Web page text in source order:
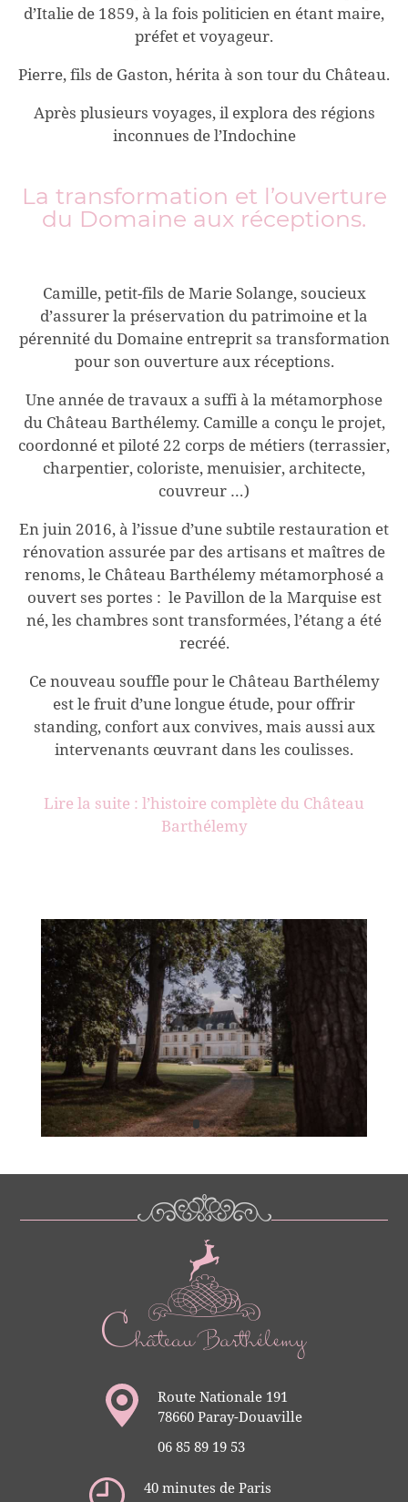
d’Italie de 1859, à la fois politicien en étant maire,
préfet et voyageur.
Pierre, fils de Gaston, hérita à son tour du Château.
Après plusieurs voyages, il explora des régions
inconnues de l’Indochine
La transformation et l’ouverture
du Domaine aux réceptions.
Camille, petit-fils de Marie Solange, soucieux
d’assurer la préservation du patrimoine et la
pérennité du Domaine entreprit sa transformation
pour son ouverture aux réceptions.
Une année de travaux a suffi à la métamorphose
du Château Barthélemy. Camille a conçu le projet,
coordonné et piloté 22 corps de métiers (terrassier,
charpentier, coloriste, menuisier, architecte,
couvreur …)
En juin 2016, à l’issue d’une subtile restauration et
rénovation assurée par des artisans et maîtres de
renoms, le Château Barthélemy métamorphosé a
ouvert ses portes : le Pavillon de la Marquise est
né, les chambres sont transformées, l’étang a été
recréé.
Ce nouveau souffle pour le Château Barthélemy
est le fruit d’une longue étude, pour offrir
standing, confort aux convives, mais aussi aux
intervenants œuvrant dans les coulisses.
Lire la suite : l’histoire complète du Château
Barthélemy
Route Nationale 191
78660 Paray-Douaville
06 85 89 19 53
40 minutes de Paris